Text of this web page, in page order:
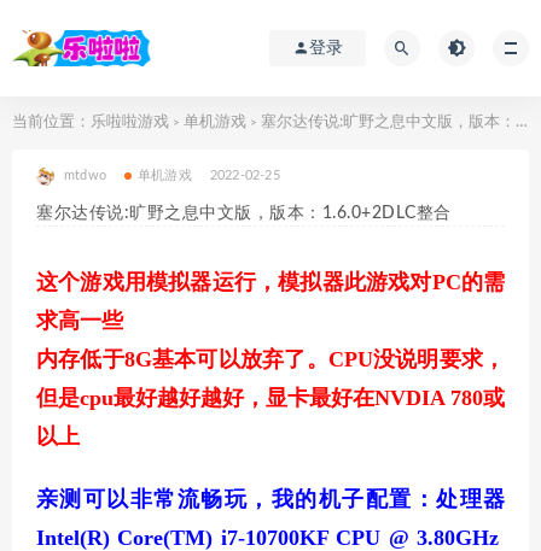
登录
当前位置： 乐啦啦游戏 > 单机游戏 > 塞尔达传说:旷野之息中文版，版本：1.6.0+2DLC整合
mtdwo 单机游戏 2022-02-25
塞尔达传说:旷野之息中文版，版本：1.6.0+2DLC整合
这个游戏用模拟器运行，模拟器此游戏对PC的需
求高一些
内存低于8G基本可以放弃了。CPU没说明要求，
但是cpu最好越好越好，显卡最好在NVDIA 780或
以上
亲测可以非常流畅玩，我的机子配置：处理器
Intel(R) Core(TM) i7-10700KF CPU @ 3.80GHz